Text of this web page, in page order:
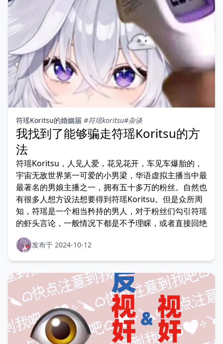
符瑶Koritsu的婚姻届 #符瑶koritsu#杂谈
我找到了能够骗走符瑶Koritsu的方
法
符瑶Koritsu，人见人爱，花见花开，车见车爆胎的，
宇宙无敌世界第一可爱的小男梁，华语虚拟主播当中最
最著名的男娘主播之一，拥有五十多万的粉丝。自然也
有很多人想方设法想要得到符瑶Koritsu。但是众所周
知，符瑶是一个相当矜持的男人，对于粉丝们勾引符瑶
的虾头言论，一般情况下都是不予理睬，或者直接回绝
发布于 2024-10-12